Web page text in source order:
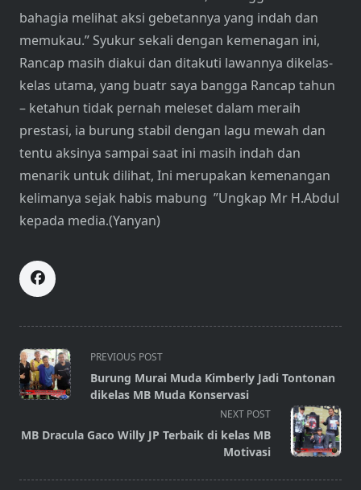
bahagia melihat aksi gebetannya yang indah dan
memukau.” Syukur sekali dengan kemenagan ini,
Rancap masih diakui dan ditakuti lawannya dikelas-
kelas utama, yang buatr saya bangga Rancap tahun
– ketahun tidak pernah meleset dalam meraih
prestasi, ia burung stabil dengan lagu mewah dan
tentu aksinya sampai saat ini masih indah dan
menarik untuk dilihat, Ini merupakan kemenangan
kelimanya sejak habis mabung ”Ungkap Mr H.Abdul
kepada media.(Yanyan)
<span
class="nav-
subtitle
reader-
PREVIOUS POST
Burung Murai Muda Kimberly Jadi Tontonan
dikelas MB Muda Konservasi
NEXT POST
MB Dracula Gaco Willy JP Terbaik di kelas MB
Motivasi